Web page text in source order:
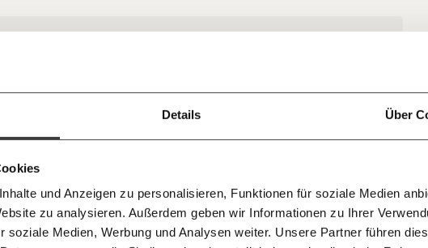
Details Über
und Anzeigen zu personalisieren, Funktionen für soziale Medien
zu analysieren. Außerdem geben wir Informationen zu Ihrer
soziale Medien, Werbung und Analysen weiter. Unsere Partner führen
dem
unseren gratis
E-Mail-
Morgenmoment:
Knackig über die
wichtigsten Themen
unsere Wirtschaft so
das wird auch so bleiben.
6017
für sozialen Fortschritt
50€ 100€
Facebook Mastodon
sich Wohnung und
Boden immer schwerer
Landtagsabgeordneter